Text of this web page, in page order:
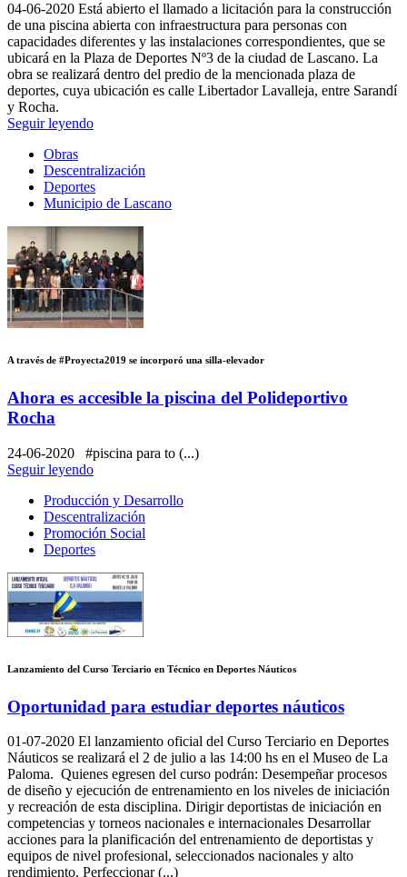
04-06-2020 Está abierto el llamado a licitación para la construcción
de una piscina abierta con infraestructura para personas con
capacidades diferentes y las instalaciones correspondientes, que se
ubicará en la Plaza de Deportes Nº3 de la ciudad de Lascano. La
obra se realizará dentro del predio de la mencionada plaza de
deportes, cuya ubicación es calle Libertador Lavalleja, entre Sarandí
y Rocha.
Seguir leyendo
Obras
Descentralización
Deportes
Municipio de Lascano
A través de #Proyecta2019 se incorporó una silla-elevador
Ahora es accesible la piscina del Polideportivo
Rocha
24-06-2020 #piscina para to (...)
Seguir leyendo
Producción y Desarrollo
Descentralización
Promoción Social
Deportes
Lanzamiento del Curso Terciario en Técnico en Deportes Náuticos
Oportunidad para estudiar deportes náuticos
01-07-2020 El lanzamiento oficial del Curso Terciario en Deportes
Náuticos se realizará el 2 de julio a las 14:00 hs en el Museo de La
Paloma. Quienes egresen del curso podrán: Desempeñar procesos
de diseño y ejecución de entrenamiento en los niveles de iniciación
y recreación de esta disciplina. Dirigir deportistas de iniciación en
competencias y torneos nacionales e internacionales Desarrollar
acciones para la planificación del entrenamiento de deportistas y
equipos de nivel profesional, seleccionados nacionales y alto
rendimiento. Perfeccionar (...)